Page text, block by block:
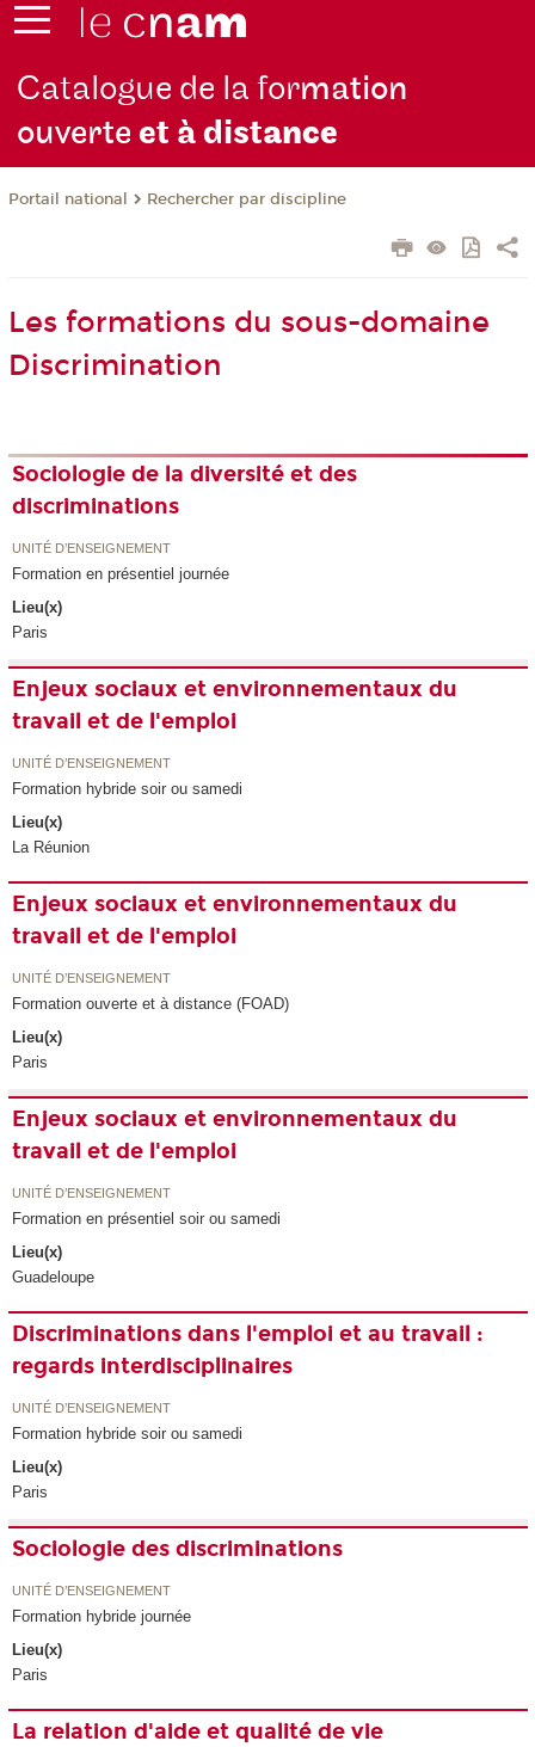
Catalogue de la formation
ouverteet à distance
Portail national Rechercher par discipline
Les formations du sous-domaine
Discrimination
Sociologie de la diversité et des
discriminations
UNITÉ D’ENSEIGNEMENT
Formation en présentiel journée
Lieu(x)
Paris
Enjeux sociaux et environnementaux du
travail et de l'emploi
UNITÉ D’ENSEIGNEMENT
Formation hybride soir ou samedi
Lieu(x)
La Réunion
Enjeux sociaux et environnementaux du
travail et de l'emploi
UNITÉ D’ENSEIGNEMENT
Formation ouverte et à distance (FOAD)
Lieu(x)
Paris
Enjeux sociaux et environnementaux du
travail et de l'emploi
UNITÉ D’ENSEIGNEMENT
Formation en présentiel soir ou samedi
Lieu(x)
Guadeloupe
Discriminations dans l'emploi et au travail :
regards interdisciplinaires
UNITÉ D’ENSEIGNEMENT
Formation hybride soir ou samedi
Lieu(x)
Paris
Sociologie des discriminations
UNITÉ D’ENSEIGNEMENT
Formation hybride journée
Lieu(x)
Paris
La relation d'aide et qualité de vie